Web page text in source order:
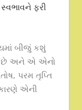
ફરી
બીજું કશું
છે અને એ એનો
પરમ તૃપ્તિ
એની